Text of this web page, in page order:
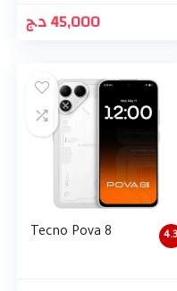
45,000د.ج
4.3
Tecno Pova 8